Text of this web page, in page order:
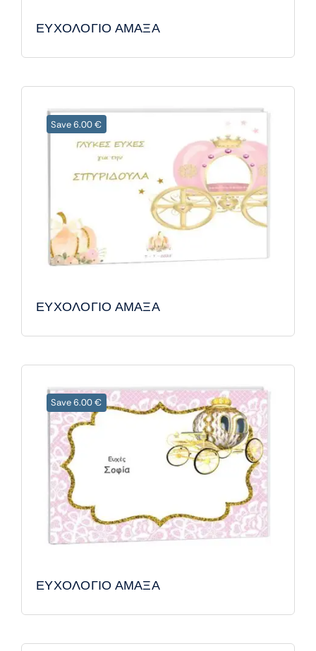
ΕΥΧΟΛΟΓΙΟ ΑΜΑΞΑ
Save 6.00 €
ΕΥΧΟΛΟΓΙΟ ΑΜΑΞΑ
Save 6.00 €
ΕΥΧΟΛΟΓΙΟ ΑΜΑΞΑ